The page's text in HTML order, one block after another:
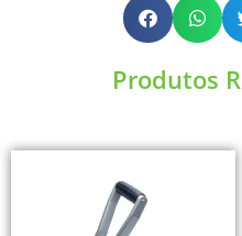
Produtos